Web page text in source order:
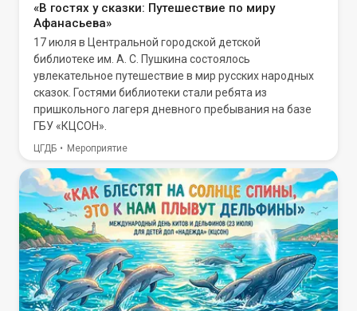
«В гостях у сказки: Путешествие по миру
Афанасьева»
17 июля в Центральной городской детской
библиотеке им. А. С. Пушкина состоялось
увлекательное путешествие в мир русских народных
сказок. Гостями библиотеки стали ребята из
пришкольного лагеря дневного пребывания на базе
ГБУ «КЦСОН».
ЦГДБ Мероприятие